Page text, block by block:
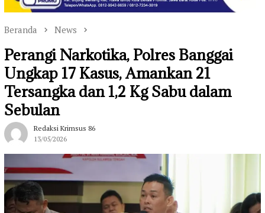
Beranda News
Perangi Narkotika, Polres Banggai
Ungkap 17 Kasus, Amankan 21
Tersangka dan 1,2 Kg Sabu dalam
Sebulan
Redaksi Krimsus 86
13/05/2026